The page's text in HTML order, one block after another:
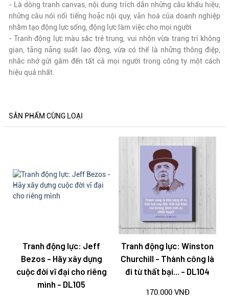
- Là dòng tranh canvas, nội dung trích dẫn những câu khẩu hiệu,
những câu nói nổi tiếng hoặc nội quy, văn hoá của doanh nghiệp
nhằm tạo động lực sống, động lực làm việc cho mọi người
- Tranh động lực màu sắc trẻ trung, vui nhộn vừa trang trí không
gian, tăng năng suất lao động, vừa có thể là những thông điệp,
nhắc nhở gửi gắm đến tất cả mọi người trong công ty một cách
hiệu quả nhất.
SẢN PHẨM CÙNG LOẠI
Tranh động lực: Jeff
Bezos - Hãy xây dựng
cuộc đời vĩ đại cho riêng
mình - DL105
Tranh động lực: Winston
Churchill - Thành công là
đi từ thất bại... - DL104
170.000 VNĐ